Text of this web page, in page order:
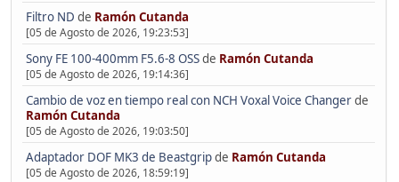
Filtro ND de Ramón Cutanda
[05 de Agosto de 2026, 19:23:53]
Sony FE 100-400mm F5.6-8 OSSde Ramón Cutanda
[05 de Agosto de 2026, 19:14:36]
Cambio de voz en tiempo real con NCH Voxal Voice Changerde
Ramón Cutanda
[05 de Agosto de 2026, 19:03:50]
Adaptador DOF MK3 de Beastgripde Ramón Cutanda
[05 de Agosto de 2026, 18:59:19]